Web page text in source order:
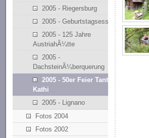
2005 - Riegersburg
2005 - Geburtstagsessen
2005 - 125 Jahre
AustriahÃ¼tte
2005 -
DachsteinÃ¼berquerung
2005 - 50er Feier Tante
Kathi
2005 - Lignano
Fotos 2004
Fotos 2002